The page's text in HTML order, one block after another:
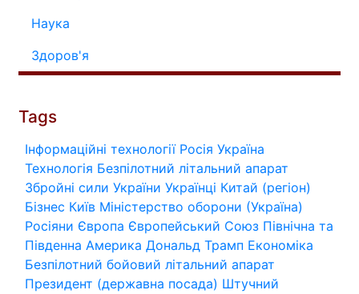
Наука
Здоров'я
Tags
Інформаційні технології Росія Україна
Технологія Безпілотний літальний апарат
Збройні сили України Українці Китай (регіон)
Бізнес Київ Міністерство оборони (Україна)
Росіяни Європа Європейський Союз Північна та
Південна Америка Дональд Трамп Економіка
Безпілотний бойовий літальний апарат
Президент (державна посада) Штучний